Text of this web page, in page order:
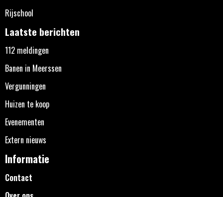
Rijschool
Laatste berichten
112 meldingen
Banen in Meerssen
Vergunningen
Huizen te koop
Evenementen
Extern nieuws
Informatie
Contact